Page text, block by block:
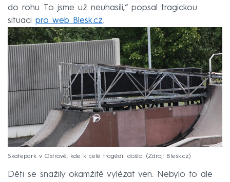
do rohu. To jsme už neuhasili,“ popsal tragickou
situaci pro web Blesk.cz.
Skatepark v Ostrově, kde k celé tragédii došlo. Zdroj: Blesk.cz
Děti se snažily okamžitě vylézat ven. Nebylo to ale